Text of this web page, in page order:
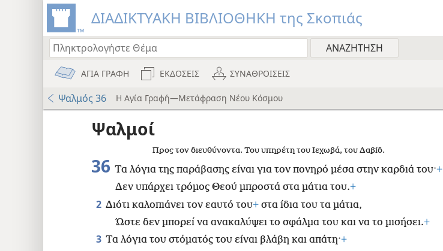
ΔΙΑΔΙΚΤΥΑΚΗ ΒΙΒΛΙΟΘΗΚΗ της Σκοπιάς
ΑΓΙΑ ΓΡΑΦΗ ΕΚΔΟΣΕΙΣ ΣΥΝΑΘΡΟΙΣΕΙΣ
Ψαλμός 36 Η Αγία Γραφή—Μετάφραση Νέου Κόσμου
Ψαλμοί
Προς τον διευθύνοντα. Του υπηρέτη του Ιεχωβά, του Δαβίδ.
36 Τα λόγια της παράβασης είναι για τον πονηρό μέσα στην καρδιά του·+
Δεν υπάρχει τρόμος Θεού μπροστά στα μάτια του.+
2 Διότι καλοπιάνει τον εαυτό του+ στα ίδια του τα μάτια,
Ώστε δεν μπορεί να ανακαλύψει το σφάλμα του και να το μισήσει.+
3 Τα λόγια του στόματός του είναι βλάβη και απάτη·+